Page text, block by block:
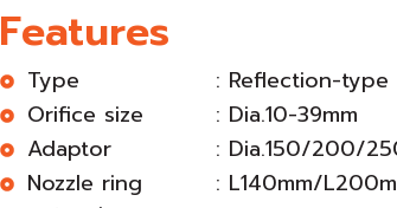
Features
Type
: Reflection-type
Orifice size
: Dia.10-39mm
Adaptor
: Dia.150/200/
Nozzle ring
: L140mm/